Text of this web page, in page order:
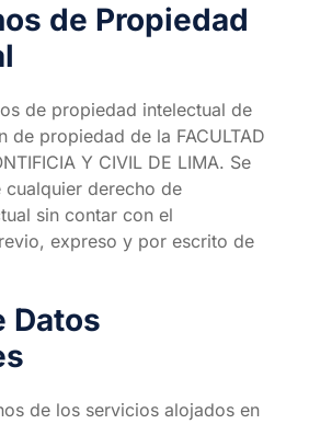
de Propiedad
de propiedad intelectual de
de propiedad de la FACULTAD
Y CIVIL DE LIMA. Se
derecho de
sin contar con el
expreso y por escrito de
Datos
de los servicios alojados en